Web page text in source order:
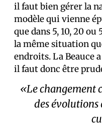
il faut bien gérer la
modèle qui vienne
que dans 5, 10, 20
la même situation
endroits. La Beauce
il faut donc être
«Le changement
des évolutions